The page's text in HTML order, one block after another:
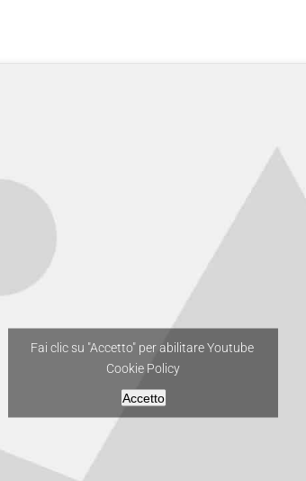
Fai clic su "Accetto" per abilitare Youtube
Cookie Policy
Accetto